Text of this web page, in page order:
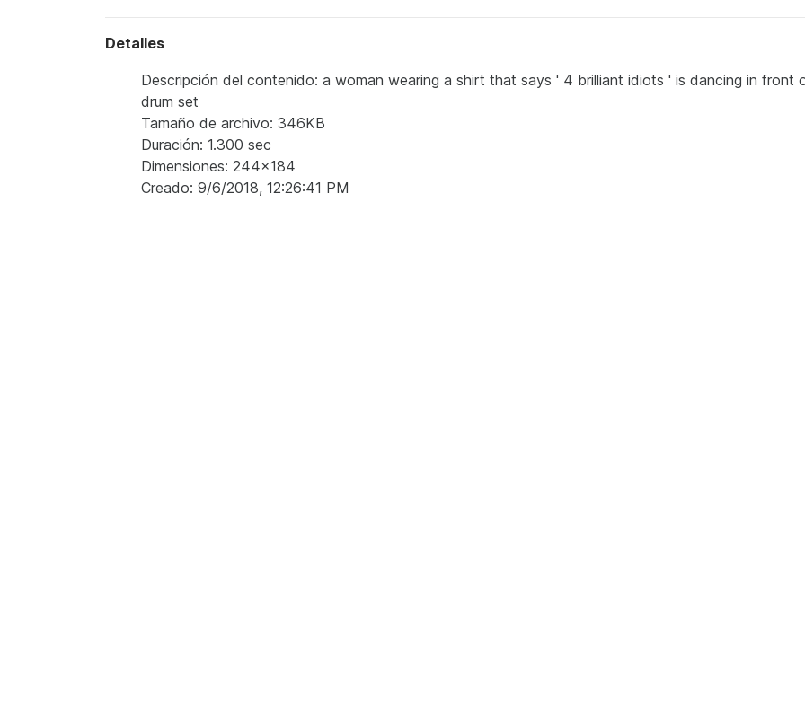
Detalles
Descripción del contenido: a woman wearing a shirt that says ' 4 brilliant idiots ' is dancing in front
drum set
Tamaño de archivo: 346KB
Duración: 1.300 sec
Dimensiones: 244x184
Creado: 9/6/2018, 12:26:41 PM